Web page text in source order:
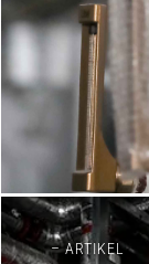
– ARTIKEL